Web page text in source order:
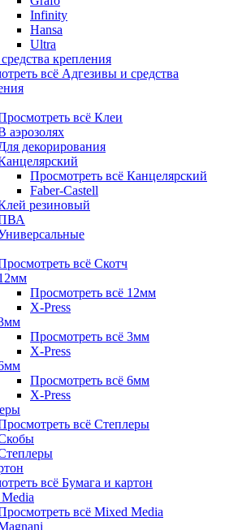
Infinity
Hansa
Ultra
крепления
всё Адгезивы и средства
всё Клеи
аэрозолях
декорирования
Просмотреть всё Канцелярский
Faber-Castell
резиновый
всё Скотч
Просмотреть всё 12мм
X-Press
Просмотреть всё 3мм
X-Press
Просмотреть всё 6мм
X-Press
всё Степлеры
всё Бумага и картон
всё Mixed Media